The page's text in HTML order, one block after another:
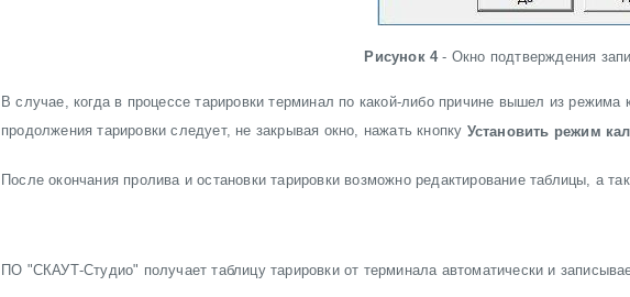
Рисунок 4- Окно подтверждения
В случае, когда в процессе тарировки терминал по какой-либо причине вышел из режима
продолжения тарировки следует, не закрывая окно, нажать кнопку Установить режим
После окончания пролива и остановки тарировки возможно редактирование таблицы, а
ПО "СКАУТ-Студио" получает таблицу тарировки от терминала автоматически и